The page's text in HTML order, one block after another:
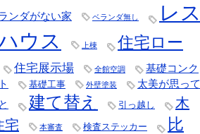
ンダがない家 ベランダ無し
レス
ウス
上棟
住宅ロー
住宅展示場 全館空調
基礎コンク
基礎工事 外壁塗装
太美が思って
建て替え 引っ越し
木
宅
本審査 検査ステッカー 比